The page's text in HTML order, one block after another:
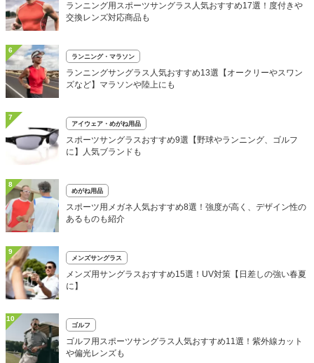
ランニング用スポーツサングラス人気おすすめ17選！度付きや
交換レンズ対応商品も
6
ランニング・マラソン
ランニングサングラス人気おすすめ13選【オークリーやスワン
ズなど】マラソンや陸上にも
7
アイウェア・めがね用品
スポーツサングラスおすすめ9選【野球やランニング、ゴルフ
に】人気ブランドも
8
めがね用品
スポーツ用メガネ人気おすすめ8選！強度が高く、デザイン性の
あるものも紹介
9
メンズサングラス
メンズ用サングラスおすすめ15選！UV対策【日差しの強い春夏
に】
10
ゴルフ
ゴルフ用スポーツサングラス人気おすすめ11選！紫外線カット
や偏光レンズも